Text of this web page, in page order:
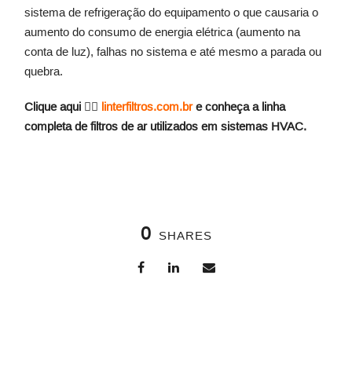
sistema de refrigeração do equipamento o que causaria o
aumento do consumo de energia elétrica (aumento na
conta de luz), falhas no sistema e até mesmo a parada ou
quebra.
Clique aqui 👉🏻 linterfiltros.com.bre conheça a linha
completa de filtros de ar utilizados em sistemas HVAC.
0 SHARES